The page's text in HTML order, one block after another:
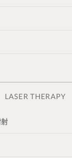
LASER THERAPY